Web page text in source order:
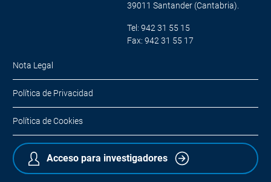
39011 Santander (Cantabria).
Tel: 942 31 55 15
Fax: 942 31 55 17
Nota Legal
Política de Privacidad
Política de Cookies
Acceso para investigadores